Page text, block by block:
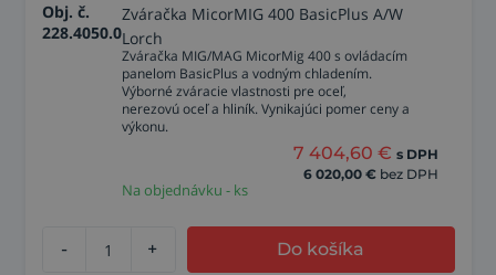
Obj. č.
228.4050.0
Zváračka MicorMIG 400 BasicPlus A/W
Lorch
Zváračka MIG/MAG MicorMig 400 s ovládacím
panelom BasicPlus a vodným chladením.
Výborné zváracie vlastnosti pre oceľ,
nerezovú oceľ a hliník. Vynikajúci pomer ceny a
výkonu.
7 404,60 € s DPH
6 020,00 € bez DPH
Na objednávku - ks
- + Do košíka